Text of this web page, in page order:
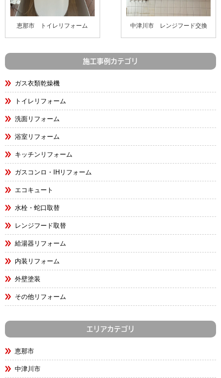
恵那市 トイレリフォーム 中津川市 レンジフード交換
施工事例カテゴリ
ガス衣類乾燥機
トイレリフォーム
洗面リフォーム
浴室リフォーム
キッチンリフォーム
ガスコンロ・IHリフォーム
エコキュート
水栓・蛇口取替
レンジフード取替
給湯器リフォーム
内装リフォーム
外壁塗装
その他リフォーム
エリアカテゴリ
恵那市
中津川市